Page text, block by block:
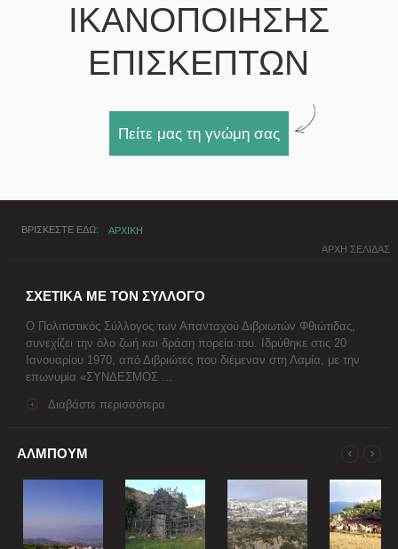
ΙΚΑΝΟΠΟΙΗΣΗΣ
ΕΠΙΣΚΕΠΤΩΝ
Πείτε μας τη γνώμη σας
ΒΡΙΣΚΕΣΤΕ ΕΔΩ
ΑΡΧΙΚΗ
ΑΡΧΗ ΣΕΛΙΔΑΣ
ΣΧΕΤΙΚΑ ΜΕ ΤΟΝ ΣΥΛΛΟΓΟ
Ο Πολιτιστικός Σύλλογος των Απανταχού Διβριωτών Φθιώτιδας,
συνεχίζει την όλο ζωή και δράση πορεία του. Ιδρύθηκε στις 20
Ιανουαρίου 1970, από Διβριώτες που διέμεναν στη Λαμία, με την
επωνυμία «ΣΥΝΔΕΣΜΟΣ ...
Διαβάστε περισσότερα
ΑΛΜΠΟΥΜ